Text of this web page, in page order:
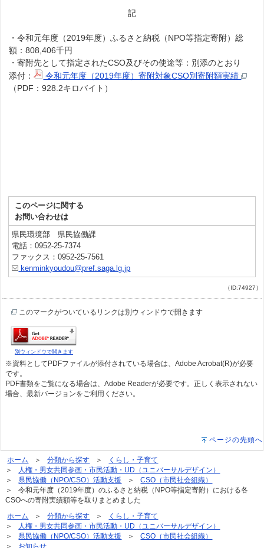
記
・令和元年度（2019年度）ふるさと納税（NPO等指定寄附）総
額：808,406千円
・寄附先として指定されたCSO及びその使途等：別添のとおり
添付：
令和元年度（2019年度）寄附対象CSO別寄附額実績
（PDF：928.2キロバイト）
このページに関する
お問い合わせは
県民環境部 県民協働課
電話：0952-25-7374
ファックス：0952-25-7561
kenminkyoudou@pref.saga.lg.jp
（ID:74927）
このマークがついているリンクは別ウィンドウで開きます
別ウィンドウで開きます
※資料としてPDFファイルが添付されている場合は、Adobe Acrobat(R)が必要
です。
PDF書類をご覧になる場合は、Adobe Readerが必要です。正しく表示されない
場合、最新バージョンをご利用ください。
ページの先頭へ
ホーム 分類から探す
くらし・子育て
人権・男女共同参画・市民活動・UD（ユニバーサルデザイン）
県民協働（NPO/CSO）活動支援
CSO（市民社会組織）
令和元年度（2019年度）のふるさと納税（NPO等指定寄附）における各
CSOへの寄附実績額等を取りまとめました
ホーム
分類から探す
くらし・子育て
人権・男女共同参画・市民活動・UD（ユニバーサルデザイン）
県民協働（NPO/CSO）活動支援
CSO（市民社会組織）
お知らせ